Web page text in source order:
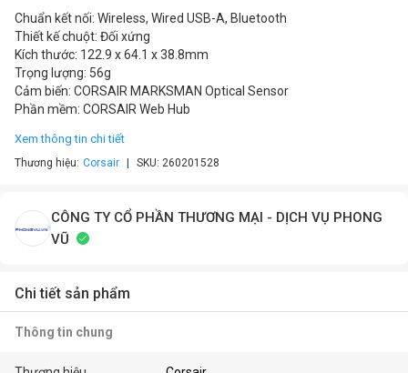
Chuẩn kết nối: Wireless, Wired USB-A, Bluetooth
Thiết kế chuột: Đối xứng
Kích thước: 122.9 x 64.1 x 38.8mm
Trọng lượng: 56g
Cảm biến: CORSAIR MARKSMAN Optical Sensor
Phần mềm: CORSAIR Web Hub
Xem thông tin chi tiết
Thương hiệu: Corsair SKU: 260201528
CÔNG TY CỔ PHẦN THƯƠNG MẠI - DỊCH VỤ PHONG
VŨ
Chi tiết sản phẩm
Thông tin chung